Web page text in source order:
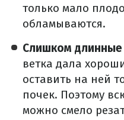
только мало
обламываются.
Слишком длинные
ветка дала
оставить на ней
почек. Поэтому
можно смело